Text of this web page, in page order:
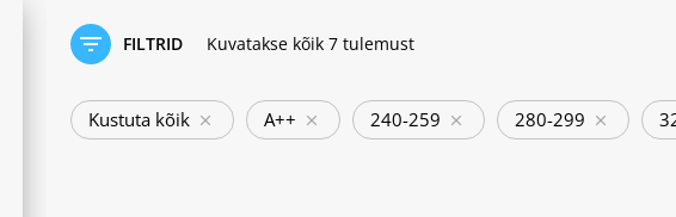
FILTRID Kuvatakse kõik 7 tulemust
Kustuta kõik A++ 240-259 280-299